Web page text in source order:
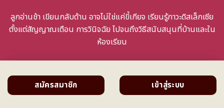
ลูกอ่านช้า เขียนกลับด้าน อาจไม่ใช่แค่ขี้เกียจ เรียนรู้ภาวะดิสเล็กเซีย
ตั้งแต่สัญญาณเตือน การวินิจฉัย ไปจนถึงวิธีสนับสนุนที่บ้านและใน
ห้องเรียน
สมัครสมาชิก เข้าสู่ระบบ